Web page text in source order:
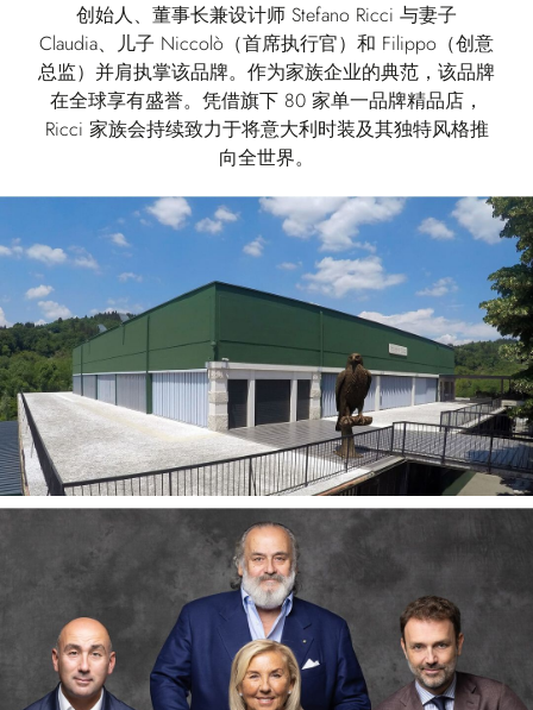
创始人、董事长兼设计师 Stefano Ricci 与妻子
Claudia、儿子 Niccolò（首席执行官）和 Filippo（创意
总监）并肩执掌该品牌。作为家族企业的典范，该品牌
在全球享有盛誉。凭借旗下 80 家单一品牌精品店，
Ricci 家族会持续致力于将意大利时装及其独特风格推
向全世界。